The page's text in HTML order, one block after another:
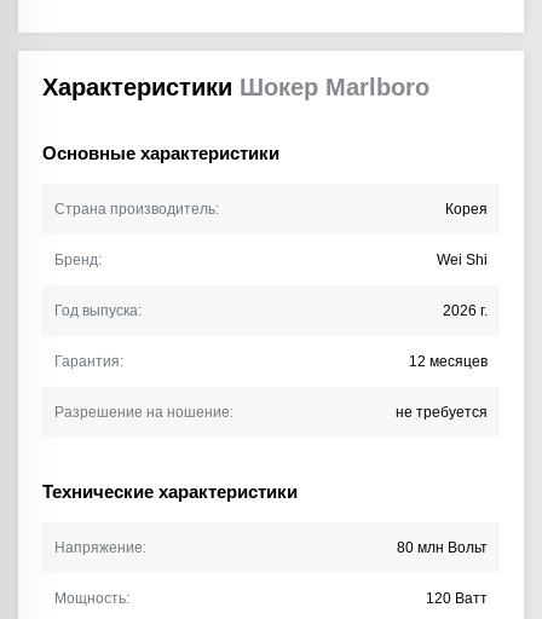
Характеристики Шокер Marlboro
Основные характеристики
Страна производитель: Корея
Бренд: Wei Shi
Год выпуска: 2026 г.
Гарантия: 12 месяцев
Разрешение на ношение: не требуется
Технические характеристики
Напряжение: 80 млн Вольт
Мощность: 120 Ватт